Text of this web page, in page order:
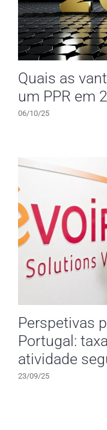
Quais as
um PPR em
06/10/25
Perspetivas
Portugal:
atividade
23/09/25